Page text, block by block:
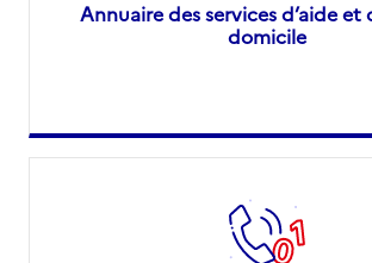
Annuaire des services d’aide et
domicile